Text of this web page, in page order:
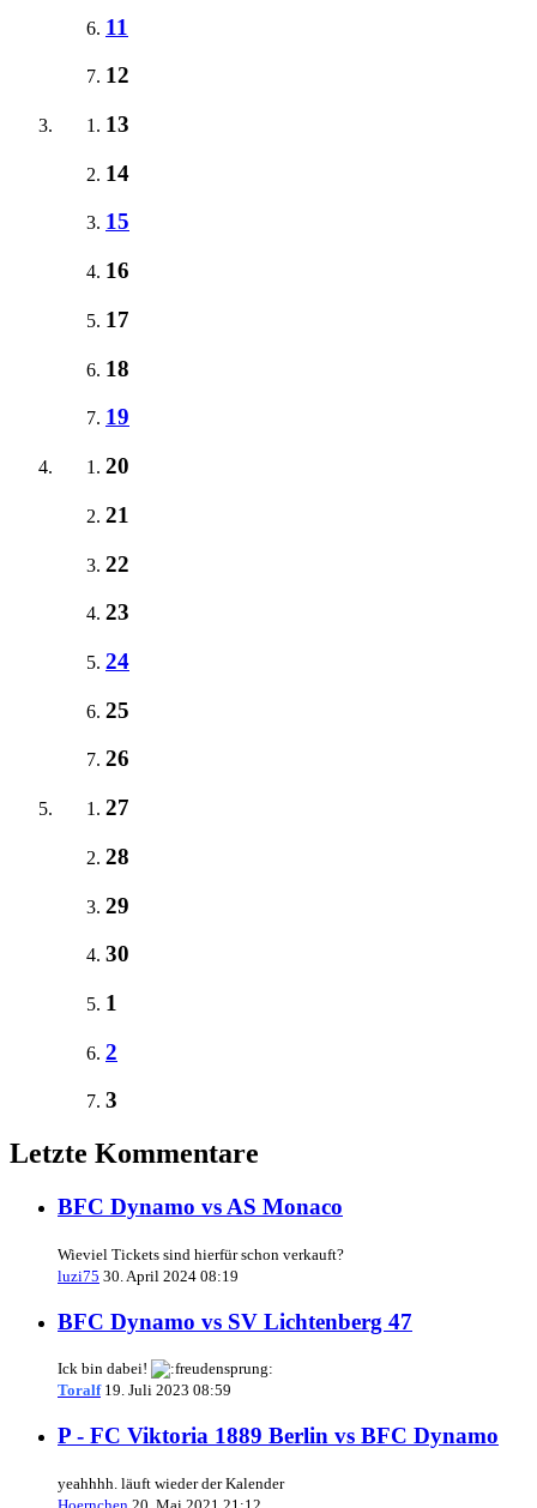
11
12
13
14
15
16
17
18
19
20
21
22
23
24
25
26
27
28
29
30
1
2
3
Letzte Kommentare
BFC Dynamo vs AS Monaco
Wieviel Tickets sind hierfür schon verkauft?
luzi75 30. April 2024 08:19
BFC Dynamo vs SV Lichtenberg 47
Ick bin dabei!
Toralf 19. Juli 2023 08:59
P - FC Viktoria 1889 Berlin vs BFC Dynamo
yeahhhh. läuft wieder der Kalender